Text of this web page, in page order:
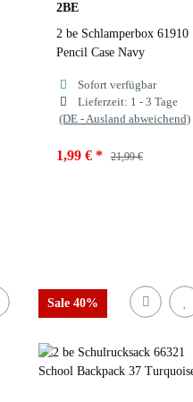
Navy
zur Farbauswahl
2BE
2 be Schlamperbox 61910
Pencil Case Navy
Sofort verfügbar
Lieferzeit: 1 - 3 Tage
(DE - Ausland abweichend)
1,99 € * 21,99 €
Fuchsia Black
Black 032 Blue
Sale 40%